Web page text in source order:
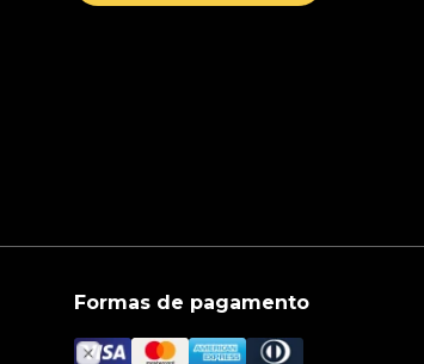
Formas de pagamento